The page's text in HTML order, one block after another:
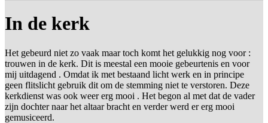
In de kerk
Het gebeurd niet zo vaak maar toch komt het gelukkig nog voor :
trouwen in de kerk. Dit is meestal een mooie gebeurtenis en voor
mij uitdagend . Omdat ik met bestaand licht werk en in principe
geen flitslicht gebruik dit om de stemming niet te verstoren. Deze
kerkdienst was ook weer erg mooi . Het begon al met dat de vader
zijn dochter naar het altaar bracht en verder werd er erg mooi
gemusiceerd.